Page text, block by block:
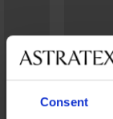
Consent